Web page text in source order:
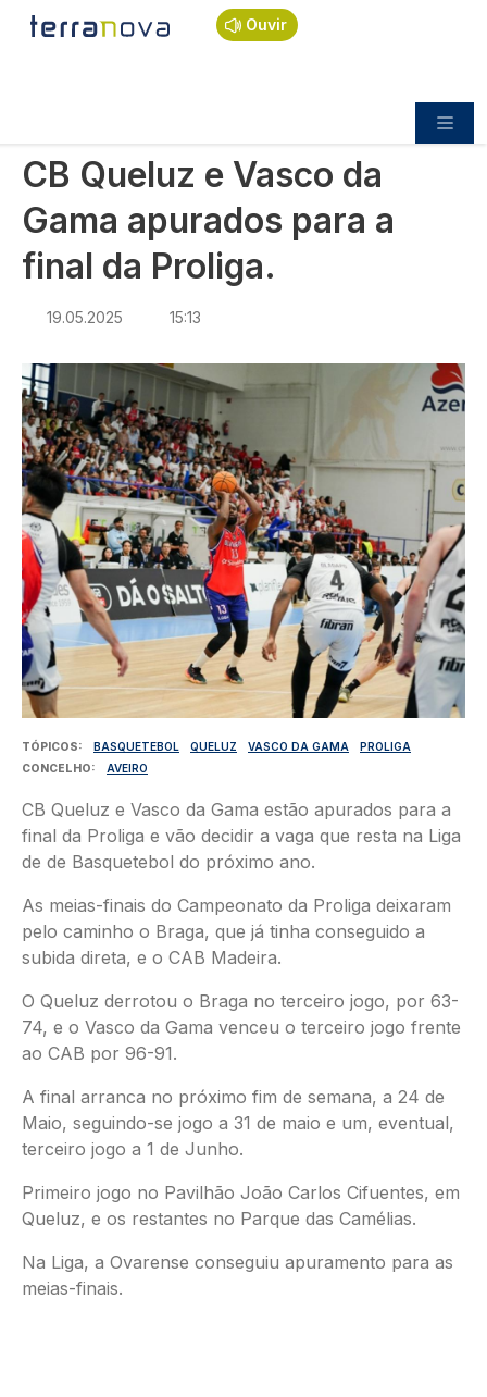
Passar para o conteúdo principal
Ouvir
Navegação estrutural
Início
Desporto
CB Queluz e Vasco da Gama apurados para a final
CB Queluz e Vasco da
Gama apurados para a
final da Proliga.
19.05.2025 15:13
Imagem
TÓPICOS BASQUETEBOL QUELUZ VASCO DA GAMA
PROLIGA
CONCELHO
AVEIRO
CB Queluz e Vasco da Gama estão apurados para a
final da Proliga e vão decidir a vaga que resta na Liga
de de Basquetebol do próximo ano.
As meias-finais do Campeonato da Proliga deixaram
pelo caminho o Braga, que já tinha conseguido a
subida direta, e o CAB Madeira.
O Queluz derrotou o Braga no terceiro jogo, por 63-
74, e o Vasco da Gama venceu o terceiro jogo frente
ao CAB por 96-91.
A final arranca no próximo fim de semana, a 24 de
Maio, seguindo-se jogo a 31 de maio e um, eventual,
terceiro jogo a 1 de Junho.
Primeiro jogo no Pavilhão João Carlos Cifuentes, em
Queluz, e os restantes no Parque das Camélias.
Na Liga, a Ovarense conseguiu apuramento para as
meias-finais.